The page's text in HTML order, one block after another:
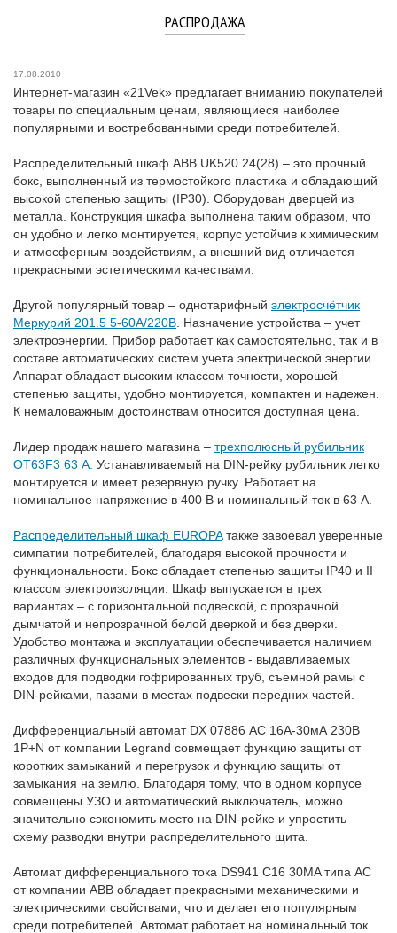
РАСПРОДАЖА
17.08.2010
Интернет-магазин «21Vek» предлагает вниманию покупателей
товары по специальным ценам, являющиеся наиболее
популярными и востребованными среди потребителей.
Распределительный шкаф ABB UK520 24(28) – это прочный
бокс, выполненный из термостойкого пластика и обладающий
высокой степенью защиты (IP30). Оборудован дверцей из
металла. Конструкция шкафа выполнена таким образом, что
он удобно и легко монтируется, корпус устойчив к химическим
и атмосферным воздействиям, а внешний вид отличается
прекрасными эстетическими качествами.
Другой популярный товар – однотарифный электросчётчик
Меркурий 201.5 5-60А/220В . Назначение устройства – учет
электроэнергии. Прибор работает как самостоятельно, так и в
составе автоматических систем учета электрической энергии.
Аппарат обладает высоким классом точности, хорошей
степенью защиты, удобно монтируется, компактен и надежен.
К немаловажным достоинствам относится доступная цена.
Лидер продаж нашего магазина – трехполюсный рубильник
OT63F3 63 А. Устанавливаемый на DIN-рейку рубильник легко
монтируется и имеет резервную ручку. Работает на
номинальное напряжение в 400 В и номинальный ток в 63 А.
Распределительный шкаф EUROPAтакже завоевал уверенные
симпатии потребителей, благодаря высокой прочности и
функциональности. Бокс обладает степенью защиты IP40 и II
классом электроизоляции. Шкаф выпускается в трех
вариантах – с горизонтальной подвеской, с прозрачной
дымчатой и непрозрачной белой дверкой и без дверки.
Удобство монтажа и эксплуатации обеспечивается наличием
различных функциональных элементов - выдавливаемых
входов для подводки гофрированных труб, съемной рамы с
DIN-рейками, пазами в местах подвески передних частей.
Дифференциальный автомат DX 07886 АС 16А-30мА 230В
1P+N от компании Legrand совмещает функцию защиты от
коротких замыканий и перегрузок и функцию защиты от
замыкания на землю. Благодаря тому, что в одном корпусе
совмещены УЗО и автоматический выключатель, можно
значительно сэкономить место на DIN-рейке и упростить
схему разводки внутри распределительного щита.
Автомат дифференциального тока DS941 C16 30MA типа АС
от компании ABB обладает прекрасными механическими и
электрическими свойствами, что и делает его популярным
среди потребителей. Автомат работает на номинальный ток